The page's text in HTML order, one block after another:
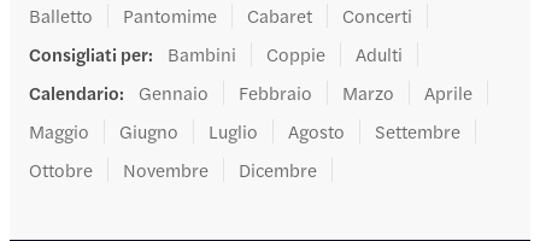
Balletto
Pantomime Cabaret
Concerti
Consigliati per: Bambini Coppie
Adulti
Calendario: Gennaio Febbraio Marzo
Aprile
Maggio
Giugno Luglio Agosto
Settembre
Ottobre
Novembre Dicembre